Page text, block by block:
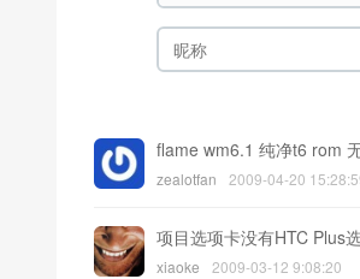
flame wm6.1 纯净t6 rom
zealotfan 2009-04-20
项目选项卡没有HTC Plus
xiaoke 2009-03-12 9:08:20